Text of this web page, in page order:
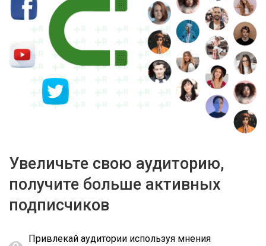
Увеличьте свою аудиторию,
получите больше активных
подписчиков
Привлекай аудитории используя мнения